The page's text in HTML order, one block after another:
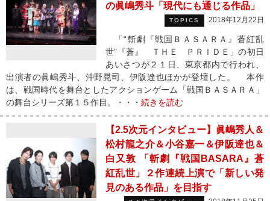
の眞嶋秀斗「現代にも通じる作品」
TOPICS 2018年12月22日
「“斬劇『戦国ＢＡＳＡＲＡ』蒼紅乱
世”『蒼』 ＴＨＥ ＰＲＩＤＥ」の初日
あいさつが２１日、東京都内で行われ、
出演者の眞嶋秀斗、沖野晃司、伊阪達也ほかが登壇した。 本作
は、戦国時代を舞台としたアクションゲーム「戦国ＢＡＳＡＲＡ」
の舞台シリーズ第１５作目。・・・ 続きを読む
【2.5次元インタビュー】眞嶋秀人＆
松村龍之介＆小谷嘉一＆伊阪達也＆
白又敦 「斬劇『戦国BASARA』蒼
紅乱世」２作連続上演で「新しい発
見のある作品」を目指す